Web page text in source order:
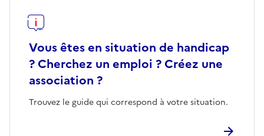
Vous êtes en situation de handicap
? Cherchez un emploi ? Créez une
association ?
Trouvez le guide qui correspond à votre situation.